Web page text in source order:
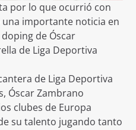
por lo que ocurrió con
una importante noticia en
de Óscar
de Liga Deportiva
de Liga Deportiva
Óscar Zambrano
clubes de Europa
su talento jugando tanto